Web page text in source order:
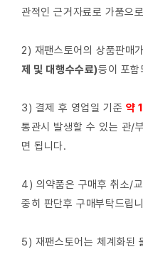
관적인 근거자료로 가품으
2) 재팬스토어의 상품판매
제 및 대행수수료)등이 포함
3) 결제 후 영업일 기준 약
통관시 발생할 수 있는 관/
면 됩니다.
4) 의약품은 구매후 취소/
중히 판단후 구매부탁드립
5) 재팬스토어는 체계화된